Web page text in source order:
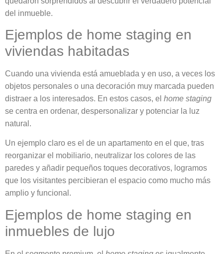
del inmueble.
Ejemplos de home staging en
viviendas habitadas
Cuando una vivienda está amueblada y en uso, a veces los
objetos personales o una decoración muy marcada pueden
distraer a los interesados. En estos casos, el home staging
se centra en ordenar, despersonalizar y potenciar la luz
natural.
Un ejemplo claro es el de un apartamento en el que, tras
reorganizar el mobiliario, neutralizar los colores de las
paredes y añadir pequeños toques decorativos, logramos
que los visitantes percibieran el espacio como mucho más
amplio y funcional.
Ejemplos de home staging en
inmuebles de lujo